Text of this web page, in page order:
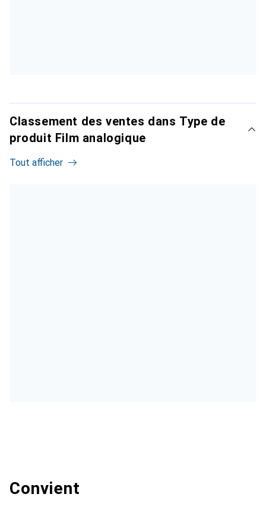
Classement des ventes dans Type de
produit Film analogique
Tout afficher
Convient